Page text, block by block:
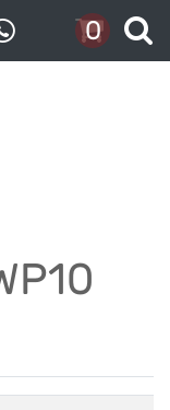
0